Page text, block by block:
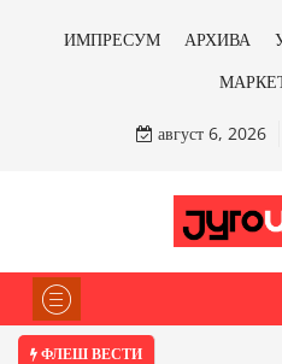
ИМПРЕСУМ АРХИВА
август 6, 2026
ФЛЕШ ВЕСТИ